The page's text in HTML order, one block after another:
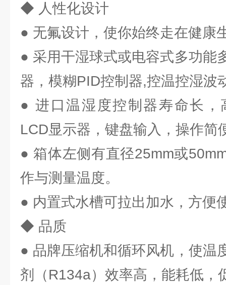
◆ 人性化设计
● 无氟设计，使你始终走在健康
● 采用干湿球式或电容式多功能
器，模糊PID控制器,控温控湿波
● 进口温湿度控制器寿命长，
LCD显示器，键盘输入，操作简
● 箱体左侧有直径25mm或
作与测量温度。
● 内置式水槽可拉出加水，方便
◆ 品质
● 品牌压缩机和循环风机，使温
剂（R134a）效率高，能耗低，